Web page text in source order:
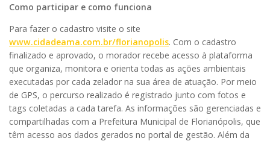
Como participar e como funciona
Para fazer o cadastro visite o site
www.cidadeama.com.br/florianopolis. Com o cadastro
finalizado e aprovado, o morador recebe acesso à plataforma
que organiza, monitora e orienta todas as ações ambientais
executadas por cada zelador na sua área de atuação. Por meio
de GPS, o percurso realizado é registrado junto com fotos e
tags coletadas a cada tarefa. As informações são gerenciadas e
compartilhadas com a Prefeitura Municipal de Florianópolis, que
têm acesso aos dados gerados no portal de gestão. Além da